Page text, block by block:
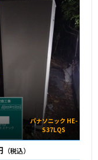
パナソニック HE-
S37LQS
（税込）